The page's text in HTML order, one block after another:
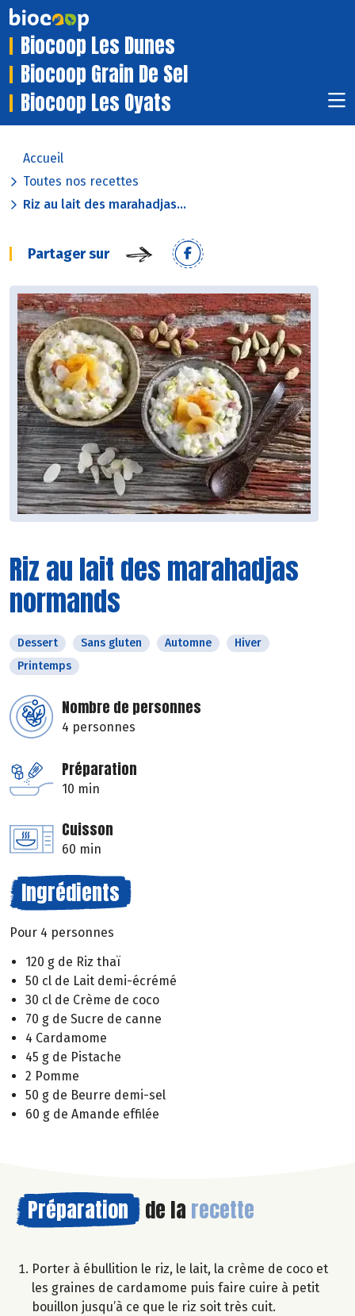
Biocoop Les Dunes
Biocoop Grain De Sel
Biocoop Les Oyats
Accueil
Toutes nos recettes
Riz au lait des marahadjas...
Partager sur
Riz au lait des marahadjas
normands
Dessert Sans gluten Automne
Hiver
Printemps
Nombre de personnes
4 personnes
Préparation
10 min
Cuisson
60 min
Ingrédients
Pour 4 personnes
120 g de Riz thaï
50 cl de Lait demi-écrémé
30 cl de Crème de coco
70 g de Sucre de canne
4 Cardamome
45 g de Pistache
2 Pomme
50 g de Beurre demi-sel
60 g de Amande effilée
Préparation de la recette
Porter à ébullition le riz, le lait, la crème de coco et
les graines de cardamome puis faire cuire à petit
bouillon jusqu’à ce que le riz soit très cuit.